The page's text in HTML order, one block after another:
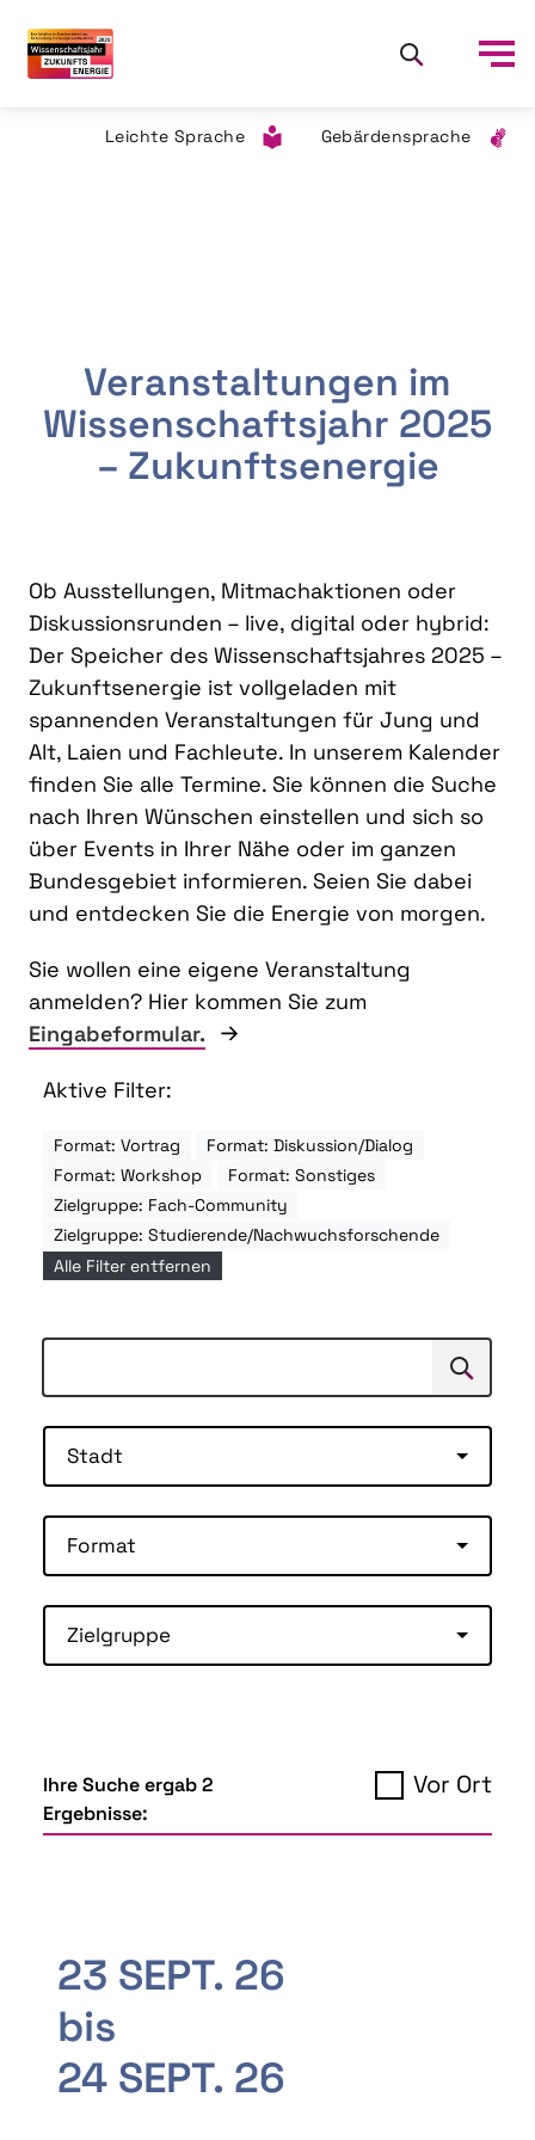
Leichte Sprache Gebärdensprache
Veranstaltungen im
Wissenschaftsjahr 2025
– Zukunftsenergie
Ob Ausstellungen, Mitmachaktionen oder
Diskussionsrunden – live, digital oder hybrid:
Der Speicher des Wissenschaftsjahres 2025 –
Zukunftsenergie ist vollgeladen mit
spannenden Veranstaltungen für Jung und
Alt, Laien und Fachleute. In unserem Kalender
finden Sie alle Termine. Sie können die Suche
nach Ihren Wünschen einstellen und sich so
über Events in Ihrer Nähe oder im ganzen
Bundesgebiet informieren. Seien Sie dabei
und entdecken Sie die Energie von morgen.
Sie wollen eine eigene Veranstaltung
anmelden? Hier kommen Sie zum
Eingabeformular.
Aktive Filter:
Format: Vortrag
Format: Diskussion/Dialog
Format: Workshop
Format: Sonstiges
Zielgruppe: Fach-Community
Zielgruppe: Studierende/Nachwuchsforschende
Alle Filter entfernen
Suchen
Stadt
Format
Zielgruppe
Ihre Suche ergab 2
Ergebnisse:
Vor Ort
23 SEPT. 26
bis
24 SEPT. 26